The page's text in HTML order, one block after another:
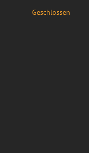
Geschlossen